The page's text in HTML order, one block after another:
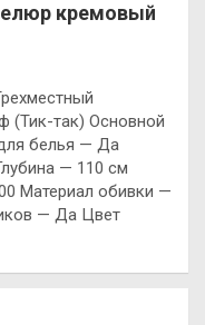
кремовый
(Тик-так) Основной
белья — Да
— 110 см
Материал обивки —
— Да Цвет